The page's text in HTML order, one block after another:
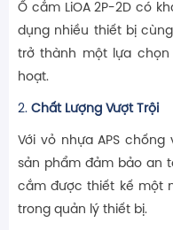
Ổ cắm LiOA 2P-2D có
dụng nhiều thiết bị
trở thành một lựa
hoạt.
2. Chất Lượng Vượt Trội
Với vỏ nhựa APS
sản phẩm đảm bảo an
cắm được thiết kế một
trong quản lý thiết bị.